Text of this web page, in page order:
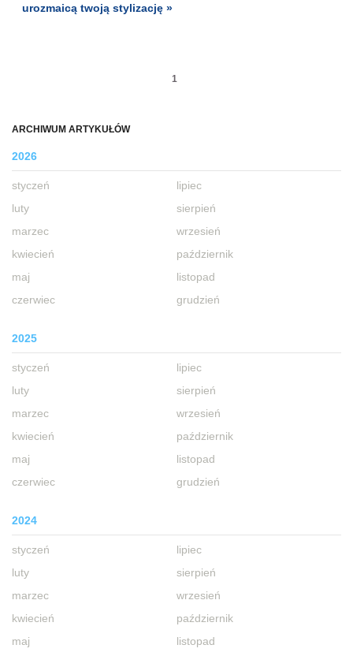
ARCHIWUM ARTYKUŁÓW
2026
styczeń
luty
marzec
kwiecień
maj
czerwiec
lipiec
sierpień
wrzesień
październik
listopad
grudzień
2025
styczeń
luty
marzec
kwiecień
maj
czerwiec
lipiec
sierpień
wrzesień
październik
listopad
grudzień
2024
styczeń
luty
marzec
kwiecień
maj
lipiec
sierpień
wrzesień
październik
listopad
urozmaicą twoją stylizację »
1